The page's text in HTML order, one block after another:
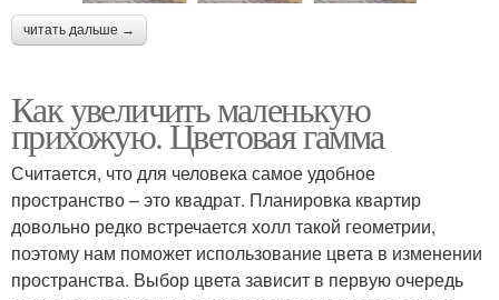
читать дальше →
Как увеличить маленькую
прихожую. Цветовая гамма
Считается, что для человека самое удобное
пространство – это квадрат. Планировка квартир
довольно редко встречается холл такой геометрии,
поэтому нам поможет использование цвета в изменении
пространства. Выбор цвета зависит в первую очередь